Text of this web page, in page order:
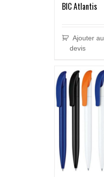
BIC Atlantis
Ajouter au
devis